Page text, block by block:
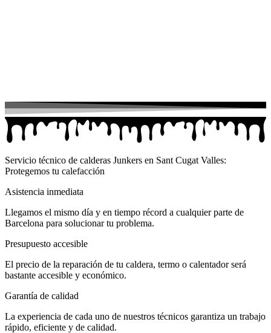
Servicio técnico de calderas Junkers en Sant Cugat Valles:
Protegemos tu calefacción
Asistencia inmediata
Llegamos el mismo día y en tiempo récord a cualquier parte de
Barcelona para solucionar tu problema.
Presupuesto accesible
El precio de la reparación de tu caldera, termo o calentador será
bastante accesible y económico.
Garantía de calidad
La experiencia de cada uno de nuestros técnicos garantiza un trabajo
rápido, eficiente y de calidad.